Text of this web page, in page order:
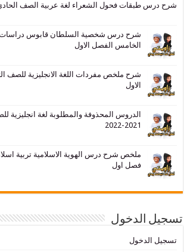
فحول الشعراء لغة عربية الصف الحادي عشر الفصل
شرح درس شخصية السلطان قابوس دراسات اجتماعية
الخامس الفصل الاول
شرح ملخص مفردات اللغة الانجليزية للصف التاسع
الاول
الدروس المحذوفة والمطلوبة لغة انجليزية للصف التاسع
2021-2022
ملخص شرح درس الهوية الاسلامية تربية اسلامية صف
فصل اول